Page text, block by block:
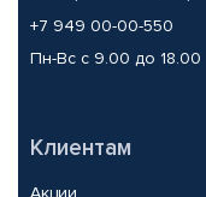
+7 949 00-00-550
Пн-Вс с 9.00 до 18.00
Клиентам
Акции